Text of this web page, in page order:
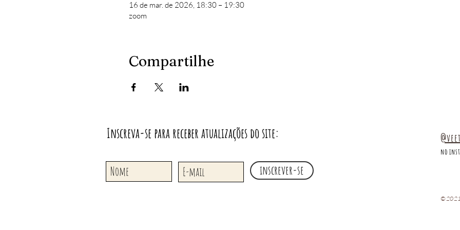
16 de mar. de 2026, 18:30 – 19:30
zoom
Compartilhe
Inscreva-se para receber atualizações do site:
inscrever-se
no
©2021